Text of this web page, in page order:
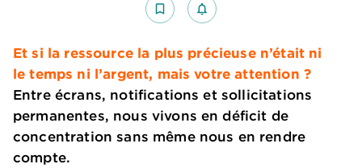
bookmark_border notifications_none_outlined
Et si la ressource la plus précieuse n’était ni
le temps ni l’argent, mais votre attention ?
Entre écrans, notifications et sollicitations
permanentes, nous vivons en déficit de
concentration sans même nous en rendre
compte.